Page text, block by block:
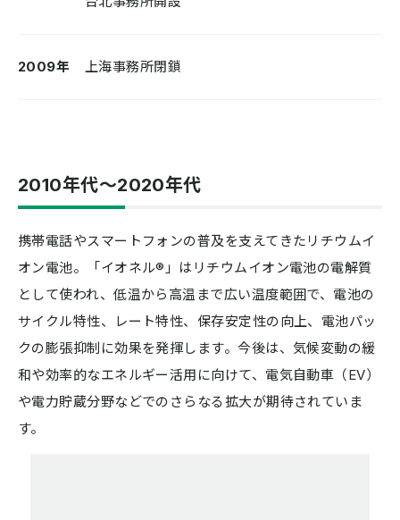
2009年 上海事務所閉鎖
2010年代〜2020年代
携帯電話やスマートフォンの普及を支えてきたリチウムイ
オン電池。「イオネル®」はリチウムイオン電池の電解質
として使われ、低温から高温まで広い温度範囲で、電池の
サイクル特性、レート特性、保存安定性の向上、電池パッ
クの膨張抑制に効果を発揮します。今後は、気候変動の緩
和や効率的なエネルギー活用に向けて、電気自動車（EV）
や電力貯蔵分野などでのさらなる拡大が期待されていま
す。